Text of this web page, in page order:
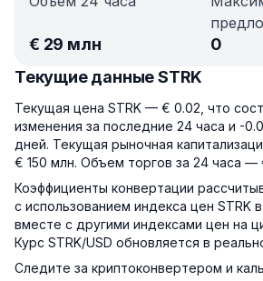
€ 29 млн
0
Текущие данные STRK
Текущая цена STRK — € 0.02, что
изменения за последние 24 часа и -
дней. Текущая рыночная
€ 150 млн. Объем торгов за 24 часа —
Коэффициенты конвертации
с использованием индекса цен STRK
вместе с другими индексами цен на
Курс STRK/USD обновляется в
Следите за криптоконвертером и